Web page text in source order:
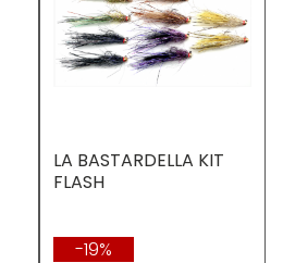
LA BASTARDELLA KIT
FLASH
-19%